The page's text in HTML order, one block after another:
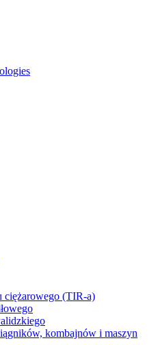
ciężarowego (TIR-a)
kombajnów i maszyn